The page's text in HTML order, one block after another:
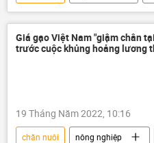
thông tin
Xã hội
Giá gạo Việt Nam "giậm chân
trước cuộc khủng hoảng lương
19 Tháng Năm 2022, 10:16
chăn nuôi nông nghiệp